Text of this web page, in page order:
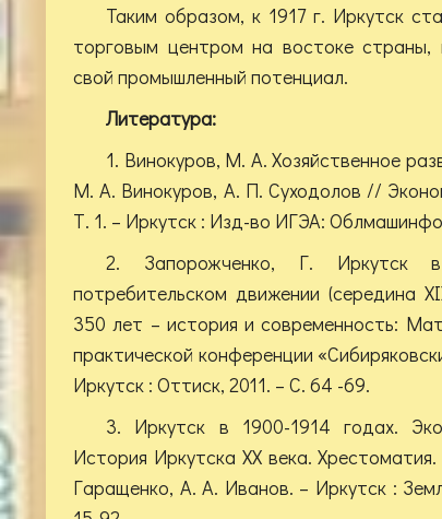
Таким образом, к 1917 г. Иркутск
торговым центром на востоке страны,
свой промышленный потенциал.
Литература:
1. Винокуров, М. А. Хозяйственное
М. А. Винокуров, А. П. Суходолов //
Т. 1. – Иркутск : Изд-во ИГЭА:
2. Запорожченко, Г. Иркутск в
потребительском движении (середина
350 лет – история и современность:
практической конференции
Иркутск : Оттиск, 2011. – С. 64 -69.
3. Иркутск в 1900-1914 годах.
История Иркутска XX века.
Гаращенко, А. А. Иванов. – Иркутск :